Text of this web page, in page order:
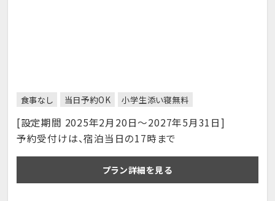
食事なし 当日予約OK 小学生添い寝無料
[設定期間 2025年2月20日～2027年5月31日]
予約受付けは、宿泊当日の17時まで
プラン詳細を見る